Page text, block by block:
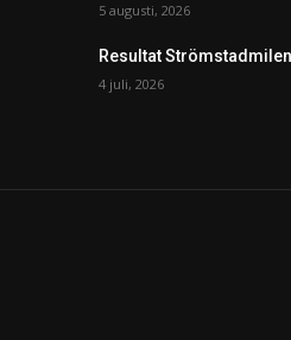
5 augusti, 2026
Resultat
4 juli, 2026